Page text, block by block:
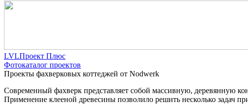
LVLПроект Плюс
Фотокаталог проектов
Проекты фахверковых коттеджей от Nodwerk
Современный фахверк представляет собой массивную, деревянную
Применение клееной древесины позволило решить несколько задач